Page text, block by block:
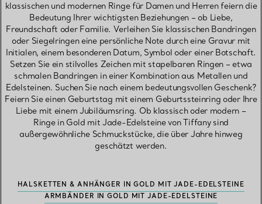
klassischen und modernen Ringe für Damen und Herren feiern die
Bedeutung Ihrer wichtigsten Beziehungen – ob Liebe,
Freundschaft oder Familie. Verleihen Sie klassischen Bandringen
oder Siegelringen eine persönliche Note durch eine Gravur mit
Initialen, einem besonderen Datum, Symbol oder einer Botschaft.
Setzen Sie ein stilvolles Zeichen mit stapelbaren Ringen – etwa
schmalen Bandringen in einer Kombination aus Metallen und
Edelsteinen. Suchen Sie nach einem bedeutungsvollen Geschenk?
Feiern Sie einen Geburtstag mit einem Geburtssteinring oder Ihre
Liebe mit einem Jubiläumsring. Ob klassisch oder modern –
Ringe in Gold mit Jade-Edelsteine von Tiffany sind
außergewöhnliche Schmuckstücke, die über Jahre hinweg
geschätzt werden.
HALSKETTEN & ANHÄNGER IN GOLD MIT JADE-EDELSTEINE
ARMBÄNDER IN GOLD MIT JADE-EDELSTEINE